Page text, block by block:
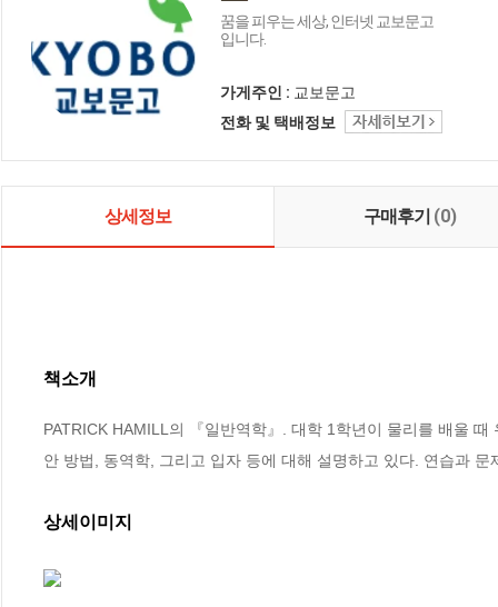
꿈을 피우는 세상, 인터넷 교보문고
입니다.
가게주인 : 교보문고
전화 및 택배정보
상세정보 구매후기 (0)
책소개
PATRICK HAMILL의 『일반역학』. 대학 1학년이 물리를 배울
안 방법, 동역학, 그리고 입자 등에 대해 설명하고 있다. 연습과
상세이미지